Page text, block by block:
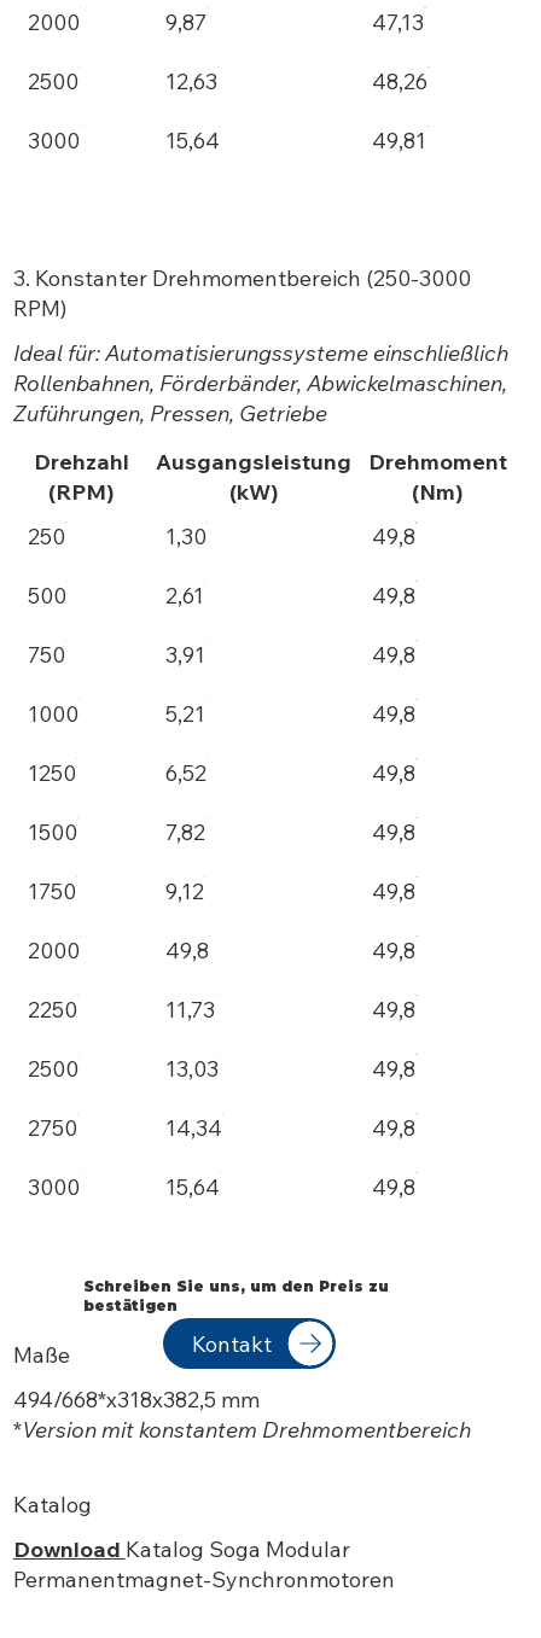
2000 9,87 47,13
2500 12,63 48,26
3000 15,64 49,81
3. Konstanter Drehmomentbereich (250-3000
RPM)
Ideal für: Automatisierungssysteme einschließlich
Rollenbahnen, Förderbänder, Abwickelmaschinen,
Zuführungen, Pressen, Getriebe
Drehzahl
(RPM)
Ausgangsleistung
(kW)
Drehmoment
(Nm)
250
1,30 49,8
500 2,61 49,8
750 3,91 49,8
1000 5,21 49,8
1250 6,52 49,8
1500 7,82 49,8
1750 9,12 49,8
2000 49,8 49,8
2250 11,73 49,8
2500 13,03 49,8
2750 14,34 49,8
3000 15,64 49,8
Maße
494/668*x318x382,5 mm
*Version mit konstantem Drehmomentbereich
Katalog
Download Katalog Soga Modular
Permanentmagnet-Synchronmotoren
Schreiben Sie uns, um den Preis zu
bestätigen
Kontakt